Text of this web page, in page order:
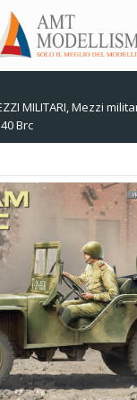
MILITARI,Mezzi
Brc